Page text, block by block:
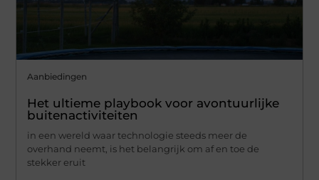
Aanbiedingen
Het ultieme playbook voor avontuurlijke
buitenactiviteiten
in een wereld waar technologie steeds meer de
overhand neemt, is het belangrijk om af en toe de
stekker eruit